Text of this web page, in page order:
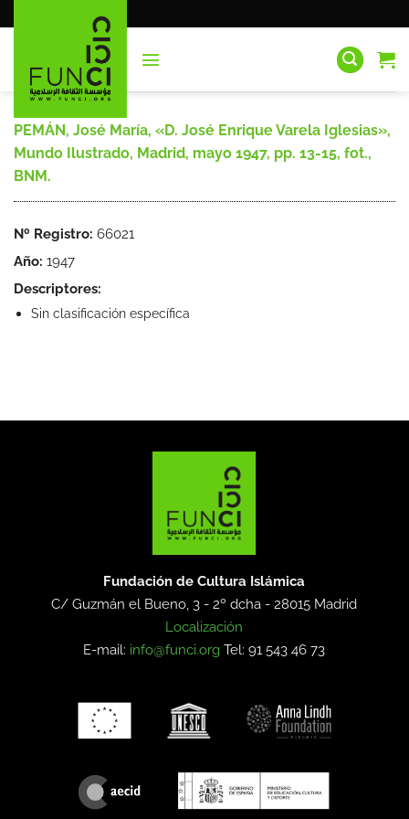
al
PEMÁN, José María, «D. José Enrique Varela Iglesias»,
Mundo Ilustrado, Madrid, mayo 1947, pp. 13-15, fot.,
BNM.
Nº Registro: 66021
Año: 1947
Descriptores:
Sin clasificación específica
Fundación de Cultura Islámica
C/ Guzmán el Bueno, 3 - 2º dcha -28015 Madrid
Localización
E-mail: info@funci.org Tel: 91 543 46 73